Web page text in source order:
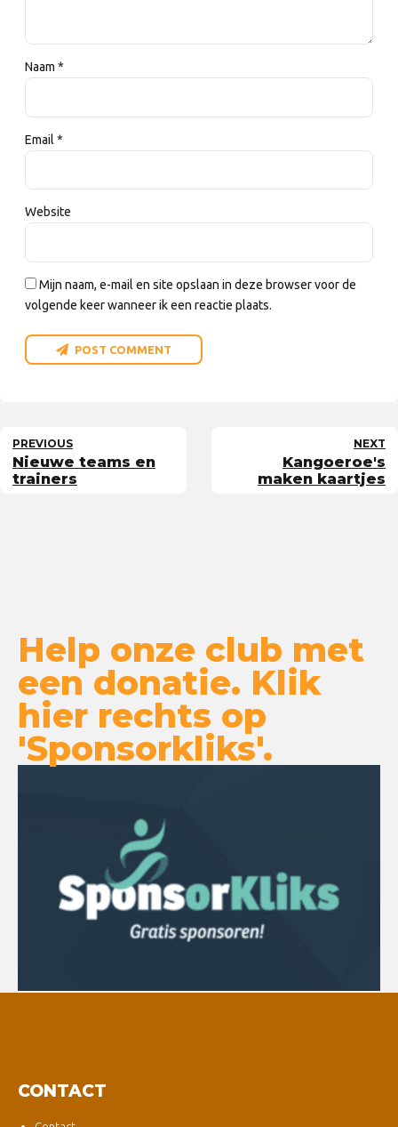
Naam *
Email *
Website
Mijn naam, e-mail en site opslaan in deze browser voor de
volgende keer wanneer ik een reactie plaats.
POST COMMENT
PREVIOUS
Nieuwe teams en
trainers
NEXT
Kangoeroe's
maken kaartjes
Help onze club met
een donatie. Klik
hier rechts op
'Sponsorkliks'.
CONTACT